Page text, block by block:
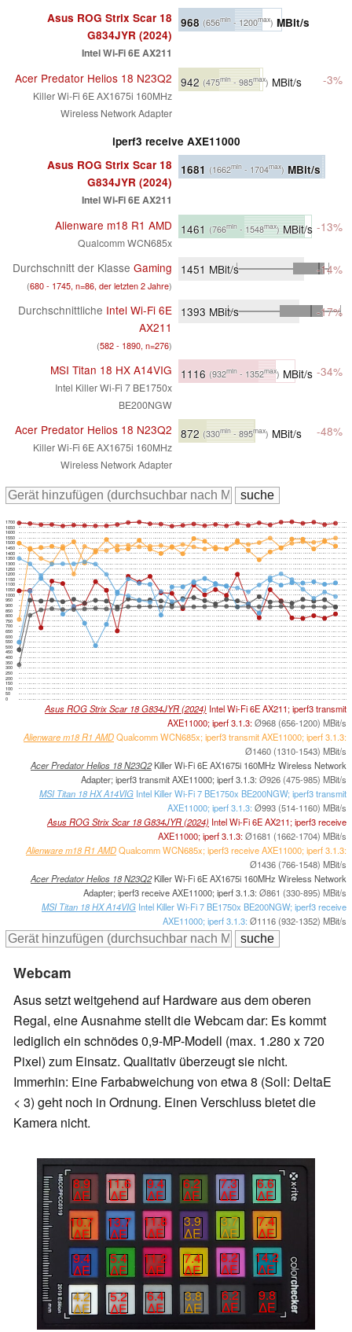
Asus ROG Strix Scar 18
G834JYR (2024)
Intel Wi-Fi 6E AX211
968 (656min - 1200max) MBit/s
Acer Predator Helios 18 N23Q2
Killer Wi-Fi 6E AX1675i 160MHz
Wireless Network Adapter
942 (475min- 985max) MBit/s -3%
iperf3 receive AXE11000
Asus ROG Strix Scar 18
G834JYR (2024)
Intel Wi-Fi 6E AX211
1681 (1662min - 1704max) MBit/s
Alienware m18 R1 AMD
Qualcomm WCN685x
1461 (766min - 1548max)MBit/s -13%
Durchschnitt der Klasse Gaming
(680 - 1745, n=86, der letzten 2 Jahre)
1451 MBit/s -14%
Durchschnittliche Intel Wi-Fi 6E
AX211
(582 - 1890, n=276)
1393 MBit/s -17%
MSI Titan 18 HX A14VIG
Intel Killer Wi-Fi 7 BE1750x
BE200NGW
1116 (932min - 1352max) MBit/s -34%
Acer Predator Helios 18 N23Q2
Killer Wi-Fi 6E AX1675i 160MHz
Wireless Network Adapter
872 (330min- 895max) MBit/s -48%
0
50
100
150
200
250
300
350
400
450
500
550
600
650
700
750
800
850
900
950
1000
1050
1100
1150
1200
1250
1300
1350
1400
1450
1500
1550
1600
1650
1700
Asus ROG Strix Scar 18 G834JYR (2024) Intel Wi-Fi 6E AX211; iperf3 transmit
AXE11000; iperf 3.1.3:Ø968 (656-1200) MBit/s
Alienware m18 R1 AMDQualcomm WCN685x; iperf3 transmit AXE11000; iperf 3.1.3:
Ø1460 (1310-1543) MBit/s
Acer Predator Helios 18 N23Q2Killer Wi-Fi 6E AX1675i 160MHz Wireless Network
Adapter; iperf3 transmit AXE11000; iperf 3.1.3: Ø926 (475-985) MBit/s
MSI Titan 18 HX A14VIG Intel Killer Wi-Fi 7 BE1750x BE200NGW; iperf3 transmit
AXE11000; iperf 3.1.3: Ø993 (514-1160) MBit/s
Asus ROG Strix Scar 18 G834JYR (2024) Intel Wi-Fi 6E AX211; iperf3 receive
AXE11000; iperf 3.1.3:Ø1681 (1662-1704) MBit/s
Alienware m18 R1 AMDQualcomm WCN685x; iperf3 receive AXE11000; iperf 3.1.3:
Ø1436 (766-1548) MBit/s
Acer Predator Helios 18 N23Q2Killer Wi-Fi 6E AX1675i 160MHz Wireless Network
Adapter; iperf3 receive AXE11000; iperf 3.1.3: Ø861 (330-895) MBit/s
MSI Titan 18 HX A14VIG Intel Killer Wi-Fi 7 BE1750x BE200NGW; iperf3 receive
AXE11000; iperf 3.1.3: Ø1116 (932-1352) MBit/s
Webcam
Asus setzt weitgehend auf Hardware aus dem oberen
Regal, eine Ausnahme stellt die Webcam dar: Es kommt
lediglich ein schnödes 0,9-MP-Modell (max. 1.280 x 720
Pixel) zum Einsatz. Qualitativ überzeugt sie nicht.
Immerhin: Eine Farbabweichung von etwa 8 (Soll: DeltaE
< 3) geht noch in Ordnung. Einen Verschluss bietet die
Kamera nicht.
8.9
∆E
11.6
∆E
9.4
∆E
6.2
∆E
7.3
∆E
6.6
∆E
10.7
∆E
13.7
∆E
11.8
∆E
3.9
∆E
3.7
∆E
7.4
∆E
9.4
∆E
5.4
∆E
11.2
∆E
7.4
∆E
8.2
∆E
14.2
∆E
4.2
∆E
5.2
∆E
6.4
∆E
3.8
∆E
6.2
∆E
9.8
∆E